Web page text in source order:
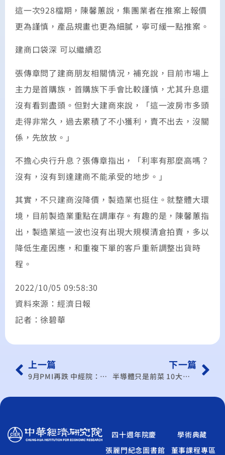
這一次928檔期，陳馨蕙說，集團業者在推案上報價
更為謹慎，產品規畫也更為細膩，寧可緩一點推案。
建商口袋深 可以繼續忍
張傳章問了建商朋友相關情況，補充說，目前市場上
主力是首購族，首購族下手會比較謹慎，尤其升息還
沒有看到盡頭。但對大建商來說，「這一波房市多頭
走得非常久，過去累積了不小獲利，賣不出去，沒關
係，先放放。」
不擔心央行升息？張傳章指出，「利率有那麼高嗎？
沒有，沒有到達建商不能承受的地步。」
其實，不只建商沒降價，製造業也挺住。就整體大環
境，目前製造業重點在調庫存。有趣的是，陳馨蕙指
出，製造業這一波也沒有出現大規模清倉拍賣，多以
降低生產因應，和重複下單的客戶重新調整出貨時
程。
2022/10/05 09:58:30
資料來源：經濟日報
記者：徐碧華
上一篇
9月PMI再跌 中經院：跌幅收斂、未來展望沒有更惡化
下一篇
半導體只是前菜 10大科技產業剉咧等
四十週年院慶
學術典藏
張麗門紀念圖書館
董事課程專區